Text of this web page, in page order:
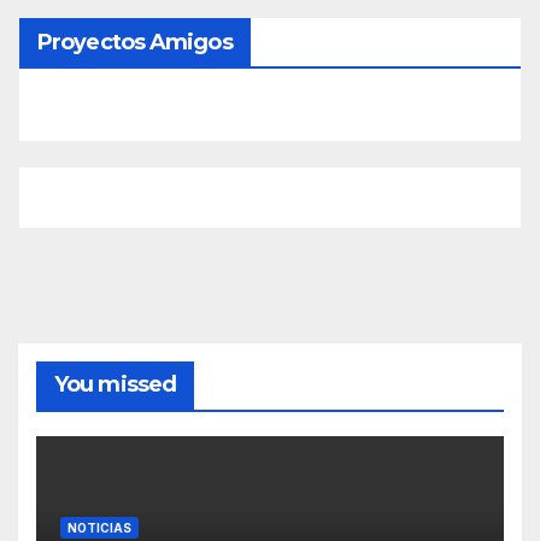
Proyectos Amigos
You missed
NOTICIAS